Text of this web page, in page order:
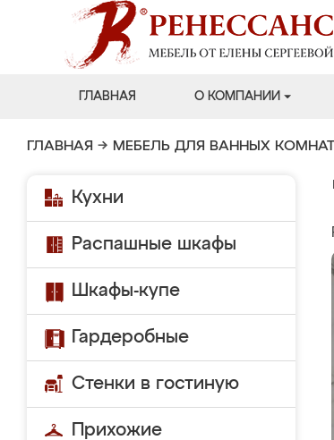
ГЛАВНАЯ О КОМПАНИИ
ГЛАВНАЯ → МЕБЕЛЬ ДЛЯ ВАННЫХ КОМНАТ
Кухни
Распашные шкафы
Шкафы-купе
Гардеробные
Стенки в гостиную
Прихожие